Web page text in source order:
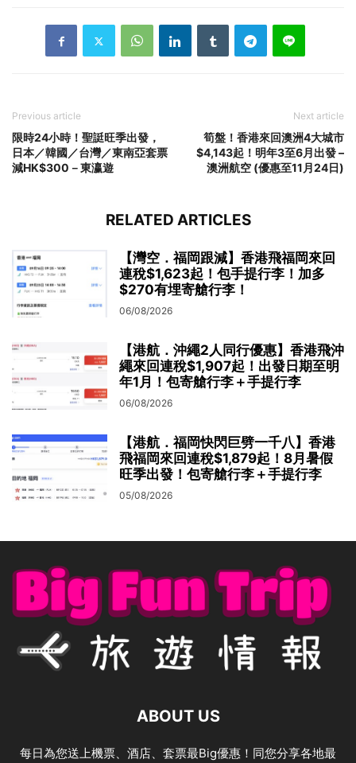
Previous article
限時24小時！聖誔旺季出發，
日本／韓國／台灣／東南亞套票
減HK$300－東瀛遊
Next article
筍盤！香港來回澳洲4大城市
$4,143起！明年3至6月出發 –
澳洲航空 (優惠至11月24日)
RELATED ARTICLES
【灣空．福岡跟減】香港飛福岡來回
連稅$1,623起！包手提行李！加多
$270有埋寄艙行李！
06/08/2026
【港航．沖繩2人同行優惠】香港飛沖
繩來回連稅$1,907起！出發日期至明
年1月！包寄艙行李＋手提行李
06/08/2026
【港航．福岡快閃巨劈一千八】香港
飛福岡來回連稅$1,879起！8月暑假
旺季出發！包寄艙行李＋手提行李
05/08/2026
ABOUT US
每日為您送上機票、酒店、套票最Big優惠！同您分享各地最